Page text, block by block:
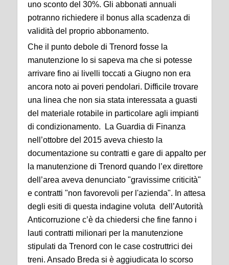
uno sconto del 30%. Gli abbonati annuali
potranno richiedere il bonus alla scadenza di
validità del proprio abbonamento.
Che il punto debole di Trenord fosse la
manutenzione lo si sapeva ma che si potesse
arrivare fino ai livelli toccati a Giugno non era
ancora noto ai poveri pendolari. Difficile trovare
una linea che non sia stata interessata a guasti
del materiale rotabile in particolare agli impianti
di condizionamento. La Guardia di Finanza
nell’ottobre del 2015 aveva chiesto la
documentazione su contratti e gare di appalto per
la manutenzione di Trenord quando l’ex direttore
dell’area aveva denunciato "gravissime criticità"
e contratti "non favorevoli per l'azienda". In attesa
degli esiti di questa indagine voluta dell’Autorità
Anticorruzione c’è da chiedersi che fine fanno i
lauti contratti milionari per la manutenzione
stipulati da Trenord con le case costruttrici dei
treni. Ansado Breda si è aggiudicata lo scorso